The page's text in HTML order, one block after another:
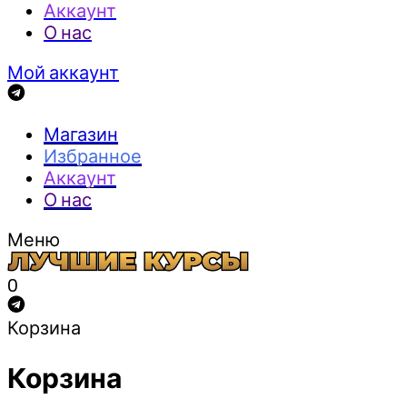
Аккаунт
О нас
Мой аккаунт
Магазин
Избранное
Аккаунт
О нас
Меню
0
Корзина
Корзина